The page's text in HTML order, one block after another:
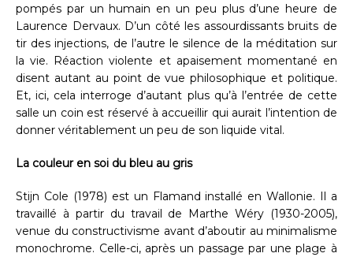
pompés par un humain en un peu plus d’une heure de
Laurence Dervaux. D’un côté les assourdissants bruits de
tir des injections, de l’autre le silence de la méditation sur
la vie. Réaction violente et apaisement momentané en
disent autant au point de vue philosophique et politique.
Et, ici, cela interroge d’autant plus qu’à l’entrée de cette
salle un coin est réservé à accueillir qui aurait l’intention de
donner véritablement un peu de son liquide vital.
La couleur en soi du bleu au gris
Stijn Cole (1978) est un Flamand installé en Wallonie. Il a
travaillé à partir du travail de Marthe Wéry (1930-2005),
venue du constructivisme avant d’aboutir au minimalisme
monochrome. Celle-ci, après un passage par une plage à